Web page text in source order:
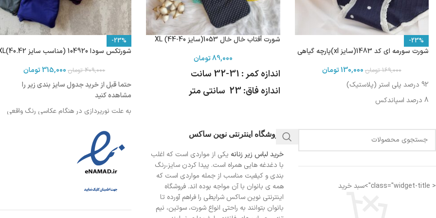
-23%
شورت سورمه ای کد 1483(سایز xl)پارچه گیاهی
169,000 تومان 130,000تومان
92 درصد پلی استر (پلاستیک)
8 درصد اسپاندکس
شورت آفتاب خال خال 1053(سایز 40-44) XL
89,000تومان
اندازه کمر : 31-32 سانت
اندازه فاق: 23 سانتی متر
-23%
شورتکس سودا 104920 (مناسب سایز 40.42)XL
409,000 تومان 315,000تومان
حتما قبل از خرید جدول سایز بندی زیر را
مشاهده کنید
به علت نورپردازی در هنگام عکاسی رنگ واقعی
اندازه کمر: 32 سانتی متر
< class="widget-title">سبد خرید
فروشگاه اینترنتی نوین ساکس
خرید لباس زیر زنانه یکی از مواردی است که اغلب
با دغدغه هایی همراه است. پیدا کردن سایز،رنگ
بندی و کیفیت مناسب از جمله مواردی است که
همه ی بانوان با آن مواجه بوده اند. فروشگاه
اینترنتی نوین ساکس شرایطی را فراهم آورده تا
بانوان بتوانند به راحتی انواع شورت، سوتین، نیم